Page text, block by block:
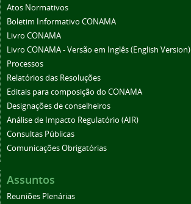
Atos Normativos
Boletim Informativo CONAMA
Livro CONAMA
Livro CONAMA - Versão em Inglês (English Version)
Processos
Relatórios das Resoluções
Editais para composição do CONAMA
Designações de conselheiros
Análise de Impacto Regulatório (AIR)
Consultas Públicas
Comunicações Obrigatórias
Assuntos
Reuniões Plenárias